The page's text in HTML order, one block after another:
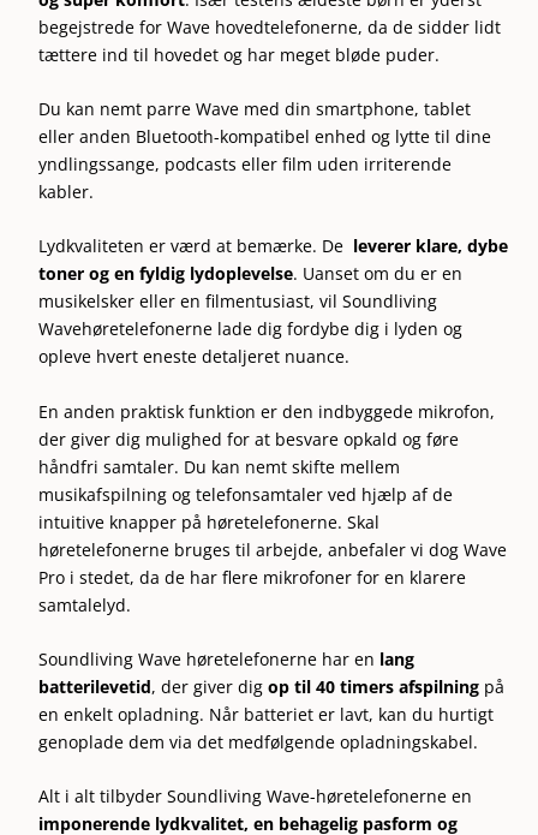
begejstrede for Wave hovedtelefonerne, da de sidder lidt
tættere ind til hovedet og har meget bløde puder.
Du kan nemt parre Wave med din smartphone, tablet
eller anden Bluetooth-kompatibel enhed og lytte til dine
yndlingssange, podcasts eller film uden irriterende
kabler.
Lydkvaliteten er værd at bemærke. De leverer klare, dybe
toner og en fyldig lydoplevelse. Uanset om du er en
musikelsker eller en filmentusiast, vil Soundliving
Wavehøretelefonerne lade dig fordybe dig i lyden og
opleve hvert eneste detaljeret nuance.
En anden praktisk funktion er den indbyggede mikrofon,
der giver dig mulighed for at besvare opkald og føre
håndfri samtaler. Du kan nemt skifte mellem
musikafspilning og telefonsamtaler ved hjælp af de
intuitive knapper på høretelefonerne. Skal
høretelefonerne bruges til arbejde, anbefaler vi dog Wave
Pro i stedet, da de har flere mikrofoner for en klarere
samtalelyd.
Soundliving Wave høretelefonerne har en lang
batterilevetid, der giver digop til 40 timers afspilning på
en enkelt opladning. Når batteriet er lavt, kan du hurtigt
genoplade dem via det medfølgende opladningskabel.
Alt i alt tilbyder Soundliving Wave-høretelefonerne en
imponerende lydkvalitet, en behagelig pasform og